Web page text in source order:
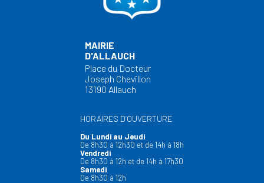
MAIRIE
D'ALLAUCH
Place du Docteur
Joseph Chevillon
13190 Allauch
HORAIRES D’OUVERTURE
Du Lundi au Jeudi
De 8h30 à 12h30 et de 14h à 18h
Vendredi
De 8h30 à 12h et de 14h à 17h30
Samedi
De 8h30 à 12h